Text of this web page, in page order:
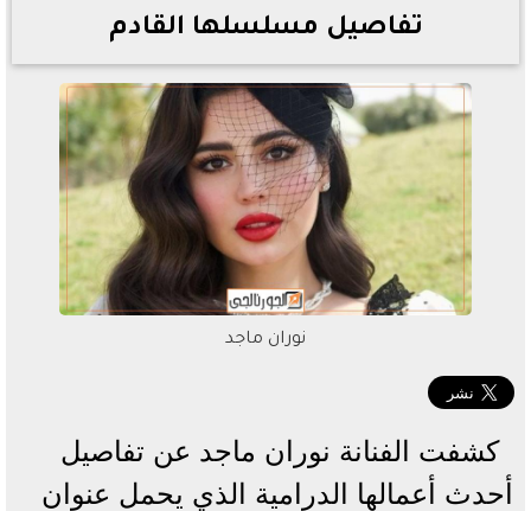
تفاصيل مسلسلها القادم
نوران ماجد
كشفت الفنانة نوران ماجد عن تفاصيل
أحدث أعمالها الدرامية الذي يحمل عنوان